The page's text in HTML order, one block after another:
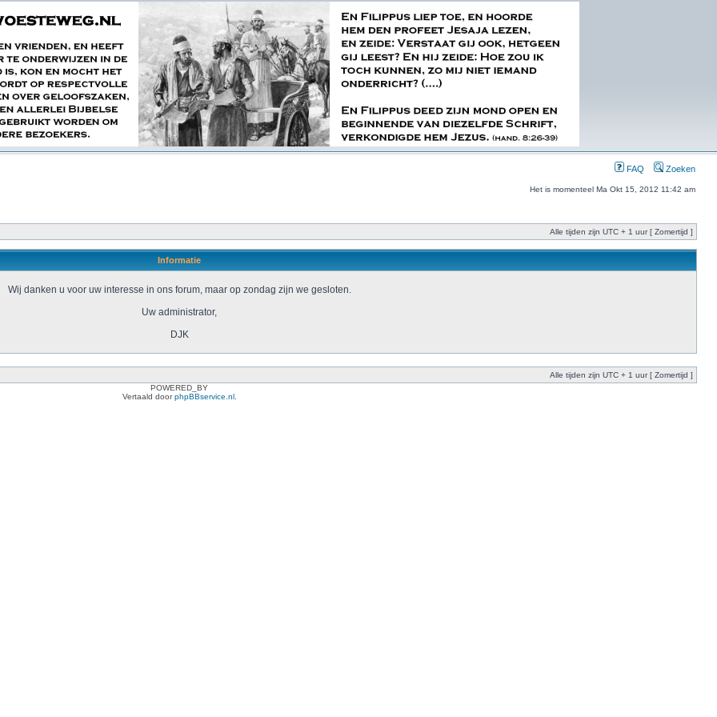
FAQ Zoeken
Het is momenteel Ma Okt 15, 2012 11:42 am
Alle tijden zijn UTC + 1 uur [ Zomertijd ]
Informatie
Wij danken u voor uw interesse in ons forum, maar op zondag zijn we gesloten.
Uw administrator,
DJK
Alle tijden zijn UTC + 1 uur [ Zomertijd ]
POWERED_BY
Vertaald doorphpBBservice.nl.